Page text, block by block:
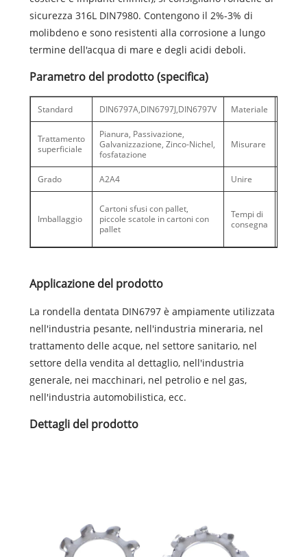
sicurezza 316L DIN7980. Contengono il 2%-3% di
molibdeno e sono resistenti alla corrosione a lungo
termine dell'acqua di mare e degli acidi deboli.
Parametro del prodotto (specifica)
Standard DIN6797A,DIN6797J,DIN6797V Materiale
Trattamento
superficiale
Pianura, Passivazione,
Galvanizzazione, Zinco-Nichel,
fosfatazione
Misurare
Grado A2A4 Unire
Imballaggio
Cartoni sfusi con pallet,
piccole scatole in cartoni con
pallet
Tempi di
consegna
Applicazione del prodotto
La rondella dentata DIN6797 è ampiamente utilizzata
nell'industria pesante, nell'industria mineraria, nel
trattamento delle acque, nel settore sanitario, nel
settore della vendita al dettaglio, nell'industria
generale, nei macchinari, nel petrolio e nel gas,
nell'industria automobilistica, ecc.
Dettagli del prodotto